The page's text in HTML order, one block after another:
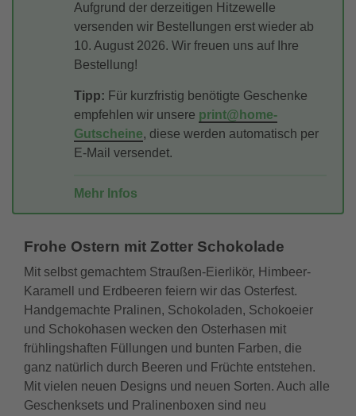
Aufgrund der derzeitigen Hitzewelle
versenden wir Bestellungen erst wieder ab
10. August 2026. Wir freuen uns auf Ihre
Bestellung!
Tipp: Für kurzfristig benötigte Geschenke
empfehlen wir unsere print@home-
Gutscheine, diese werden automatisch per
E-Mail versendet.
Mehr Infos
Frohe Ostern mit Zotter Schokolade
Mit selbst gemachtem Straußen-Eierlikör, Himbeer-
Karamell und Erdbeeren feiern wir das Osterfest.
Handgemachte Pralinen, Schokoladen, Schokoeier
und Schokohasen wecken den Osterhasen mit
frühlingshaften Füllungen und bunten Farben, die
ganz natürlich durch Beeren und Früchte entstehen.
Mit vielen neuen Designs und neuen Sorten. Auch alle
Geschenksets und Pralinenboxen sind neu